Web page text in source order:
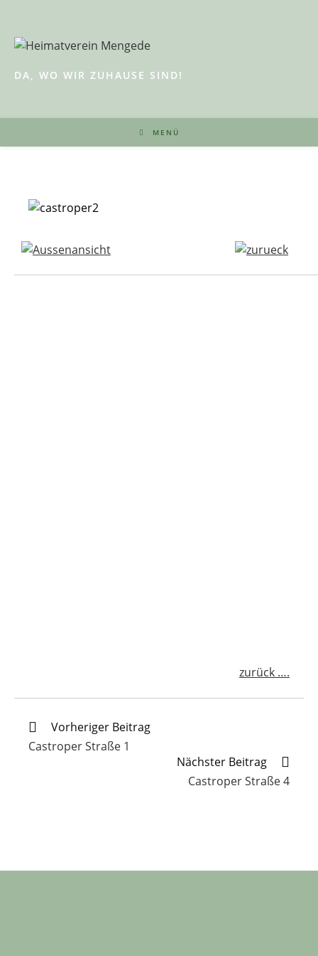
springen
DA, WO WIR ZUHAUSE SIND!
MENÜ
zurück ….
Weitere
Artikel
ansehen
Vorheriger Beitrag
Castroper Straße 1
Nächster Beitrag
Castroper Straße 4